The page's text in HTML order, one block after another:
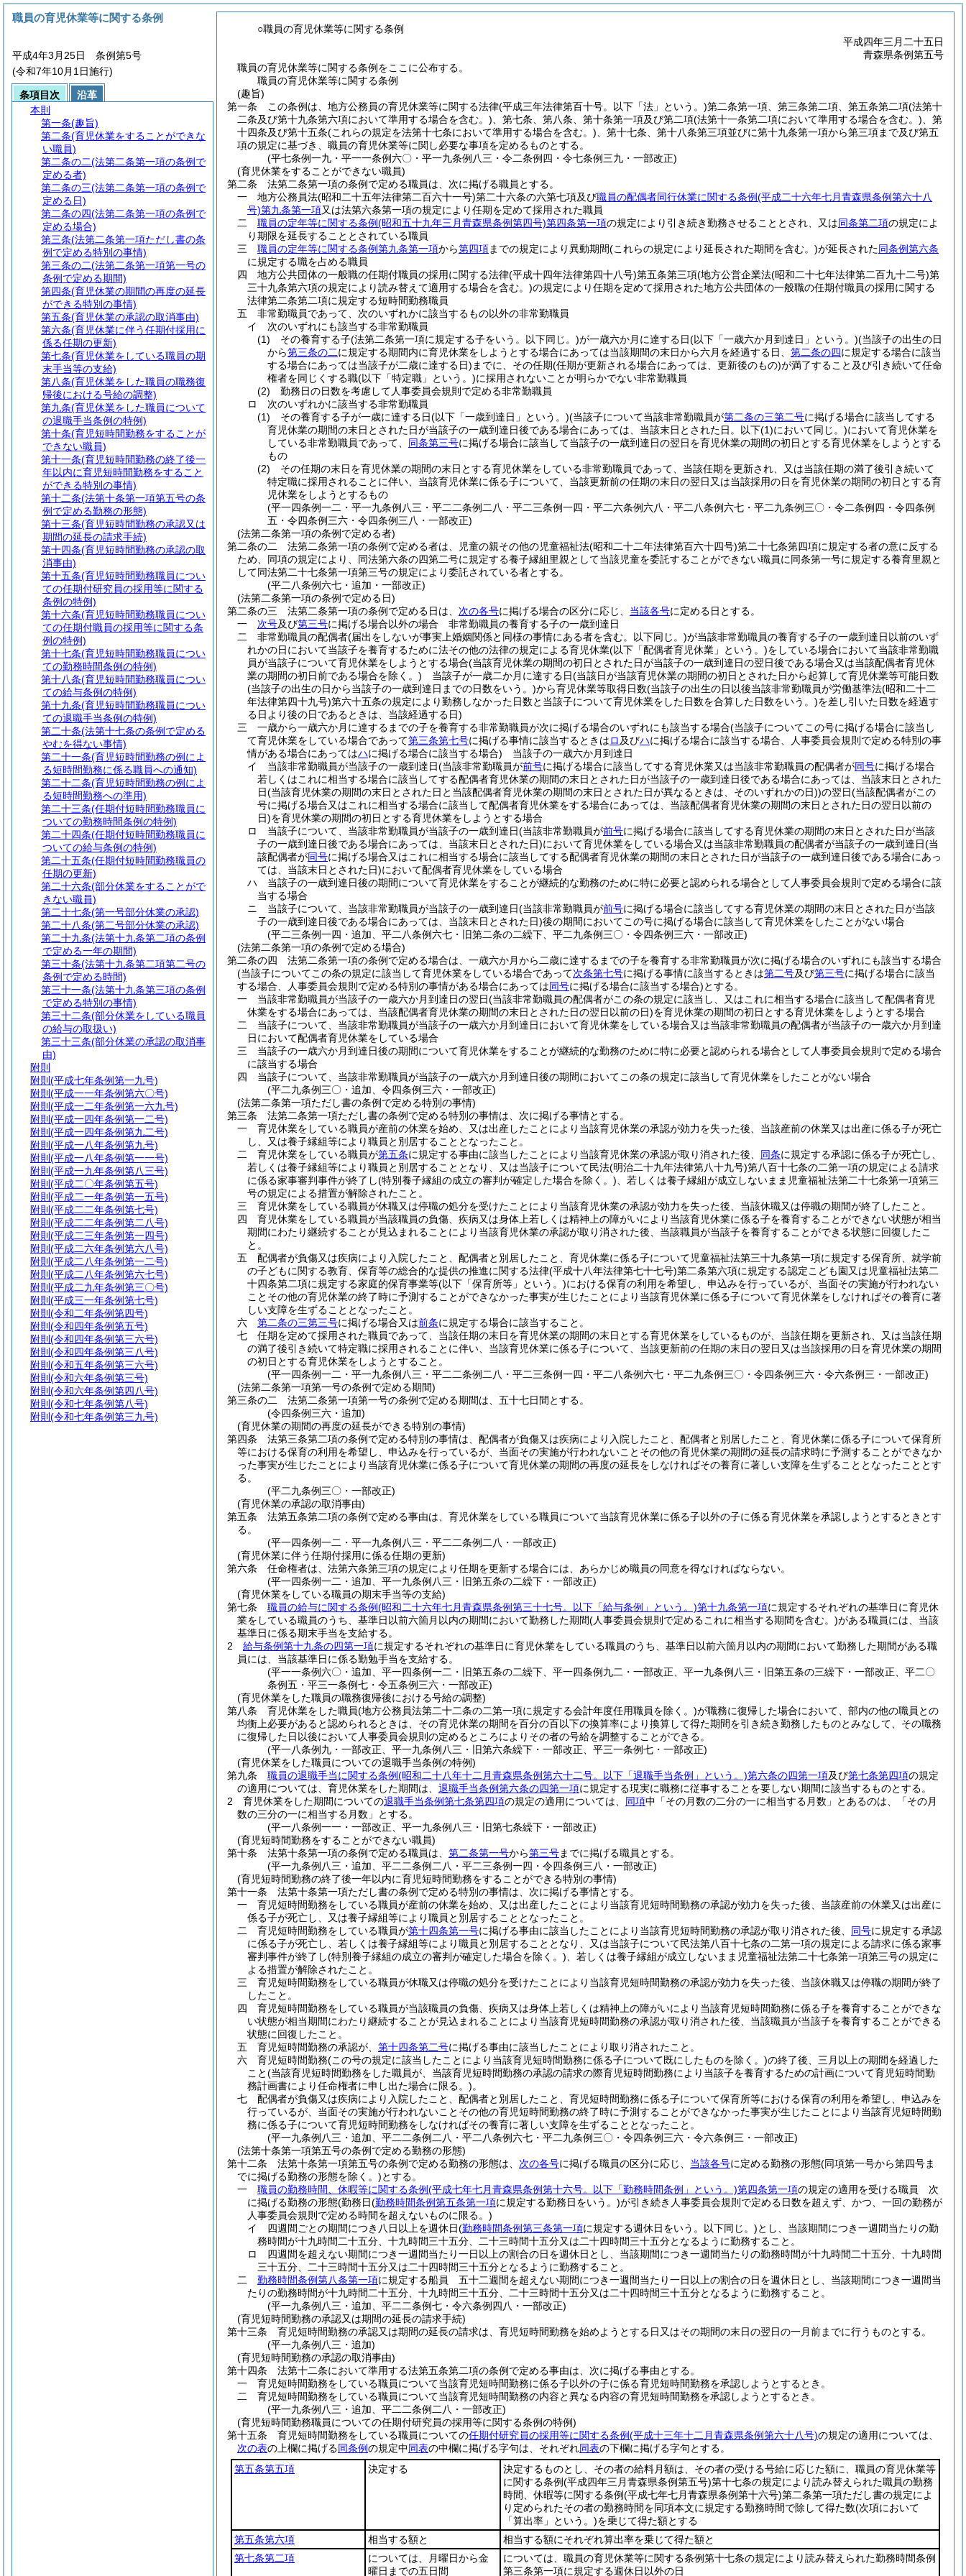
○職員の育児休業等に関する条例
平成四年三月二十五日
青森県条例第五号
職員の育児休業等に関する条例をここに公布する。
職員の育児休業等に関する条例
(趣旨)
第一条
この条例は、地方公務員の育児休業等に関する法律(平成三年法律第百十号。以下「法」という。)第二条第一項、第三条第二項、第五条第二項(法第十
二条及び第十九条第六項において準用する場合を含む。) 、第七条、第八条、第十条第一項及び第二項(法第十一条第二項において準用する場合を含む。) 、第
十四条及び第十五条(これらの規定を法第十七条において準用する場合を含む。) 、第十七条、第十八条第三項並びに第十九条第一項から第三項まで及び第五
項の規定に基づき、職員の育児休業等に関し必要な事項を定めるものとする。
(平七条例一九・平一一条例六〇・平一九条例八三・令二条例四・令七条例三九・一部改正)
(育児休業をすることができない職員)
第二条
法第二条第一項の条例で定める職員は、次に掲げる職員とする。
一
地方公務員法(昭和二十五年法律第二百六十一号)第二十六条の六第七項及び職員の配偶者同行休業に関する条例(平成二十六年七月青森県条例第六十八
号)第九条第一項又は法第六条第一項の規定により任期を定めて採用された職員
二
職員の定年等に関する条例(昭和五十九年三月青森県条例第四号)第四条第一項の規定により引き続き勤務させることとされ、又は同条第二項の規定によ
り期限を延長することとされている職員
三
職員の定年等に関する条例第九条第一項から第四項までの規定により異動期間(これらの規定により延長された期間を含む。)が延長された同条例第六条
に規定する職を占める職員
四
地方公共団体の一般職の任期付職員の採用に関する法律(平成十四年法律第四十八号)第五条第三項(地方公営企業法(昭和二十七年法律第二百九十二号)第
三十九条第六項の規定により読み替えて適用する場合を含む。)の規定により任期を定めて採用された地方公共団体の一般職の任期付職員の採用に関する
法律第二条第二項に規定する短時間勤務職員
五
非常勤職員であって、次のいずれかに該当するもの以外の非常勤職員
イ
次のいずれにも該当する非常勤職員
(1)
その養育する子(法第二条第一項に規定する子をいう。以下同じ。)が一歳六か月に達する日(以下「一歳六か月到達日」という。)(当該子の出生の日
から第三条の二に規定する期間内に育児休業をしようとする場合にあっては当該期間の末日から六月を経過する日、第二条の四に規定する場合に該当
する場合にあっては当該子が二歳に達する日) までに、その任期(任期が更新される場合にあっては、更新後のもの)が満了すること及び引き続いて任命
権者を同じくする職(以下「特定職」という。)に採用されないことが明らかでない非常勤職員
(2)
勤務日の日数を考慮して人事委員会規則で定める非常勤職員
ロ
次のいずれかに該当する非常勤職員
(1)
その養育する子が一歳に達する日(以下「一歳到達日」という。)(当該子について当該非常勤職員が第二条の三第二号に掲げる場合に該当してする
育児休業の期間の末日とされた日が当該子の一歳到達日後である場合にあっては、当該末日とされた日。以下(1)において同じ。)において育児休業を
している非常勤職員であって、 同条第三号に掲げる場合に該当して当該子の一歳到達日の翌日を育児休業の期間の初日とする育児休業をしようとする
もの
(2)
その任期の末日を育児休業の期間の末日とする育児休業をしている非常勤職員であって、当該任期を更新され、又は当該任期の満了後引き続いて
特定職に採用されることに伴い、当該育児休業に係る子について、当該更新前の任期の末日の翌日又は当該採用の日を育児休業の期間の初日とする育
児休業をしようとするもの
(平一四条例一二・平一九条例八三・平二二条例二八・平二三条例一四・平二六条例六八・平二八条例六七・平二九条例三〇・令二条例四・令四条例
五・令四条例三六・令四条例三八・一部改正)
(法第二条第一項の条例で定める者)
第二条の二
法第二条第一項の条例で定める者は、児童の親その他の児童福祉法(昭和二十二年法律第百六十四号)第二十七条第四項に規定する者の意に反する
ため、同項の規定により、同法第六条の四第二号に規定する養子縁組里親として当該児童を委託することができない職員に同条第一号に規定する養育里親と
して同法第二十七条第一項第三号の規定により委託されている者とする。
(平二八条例六七・追加・一部改正)
(法第二条第一項の条例で定める日)
第二条の三
法第二条第一項の条例で定める日は、 次の各号に掲げる場合の区分に応じ、 当該各号に定める日とする。
一
次号及び第三号に掲げる場合以外の場合 非常勤職員の養育する子の一歳到達日
二
非常勤職員の配偶者(届出をしないが事実上婚姻関係と同様の事情にある者を含む。以下同じ。)が当該非常勤職員の養育する子の一歳到達日以前のいず
れかの日において当該子を養育するために法その他の法律の規定による育児休業(以下「配偶者育児休業」という。)をしている場合において当該非常勤職
員が当該子について育児休業をしようとする場合(当該育児休業の期間の初日とされた日が当該子の一歳到達日の翌日後である場合又は当該配偶者育児休
業の期間の初日前である場合を除く。) 当該子が一歳二か月に達する日(当該日が当該育児休業の期間の初日とされた日から起算して育児休業等可能日数
(当該子の出生の日から当該子の一歳到達日までの日数をいう。)から育児休業等取得日数(当該子の出生の日以後当該非常勤職員が労働基準法(昭和二十二
年法律第四十九号)第六十五条の規定により勤務しなかった日数と当該子について育児休業をした日数を合算した日数をいう。)を差し引いた日数を経過す
る日より後の日であるときは、当該経過する日)
三
一歳から一歳六か月に達するまでの子を養育する非常勤職員が次に掲げる場合のいずれにも該当する場合(当該子についてこの号に掲げる場合に該当し
て育児休業をしている場合であって第三条第七号に掲げる事情に該当するときはロ及びハに掲げる場合に該当する場合、人事委員会規則で定める特別の事
情がある場合にあってはハに掲げる場合に該当する場合) 当該子の一歳六か月到達日
イ
当該非常勤職員が当該子の一歳到達日(当該非常勤職員が前号に掲げる場合に該当してする育児休業又は当該非常勤職員の配偶者が同号に掲げる場合
若しくはこれに相当する場合に該当してする配偶者育児休業の期間の末日とされた日が当該子の一歳到達日後である場合にあっては、当該末日とされた
日(当該育児休業の期間の末日とされた日と当該配偶者育児休業の期間の末日とされた日が異なるときは、そのいずれかの日))の翌日(当該配偶者がこの
号に掲げる場合又はこれに相当する場合に該当して配偶者育児休業をする場合にあっては、当該配偶者育児休業の期間の末日とされた日の翌日以前の
日)を育児休業の期間の初日とする育児休業をしようとする場合
ロ
当該子について、当該非常勤職員が当該子の一歳到達日(当該非常勤職員が前号に掲げる場合に該当してする育児休業の期間の末日とされた日が当該
子の一歳到達日後である場合にあっては、当該末日とされた日)において育児休業をしている場合又は当該非常勤職員の配偶者が当該子の一歳到達日(当
該配偶者が同号に掲げる場合又はこれに相当する場合に該当してする配偶者育児休業の期間の末日とされた日が当該子の一歳到達日後である場合にあっ
ては、当該末日とされた日)において配偶者育児休業をしている場合
ハ
当該子の一歳到達日後の期間について育児休業をすることが継続的な勤務のために特に必要と認められる場合として人事委員会規則で定める場合に該
当する場合
ニ
当該子について、当該非常勤職員が当該子の一歳到達日(当該非常勤職員が前号に掲げる場合に該当してする育児休業の期間の末日とされた日が当該
子の一歳到達日後である場合にあっては、当該末日とされた日)後の期間においてこの号に掲げる場合に該当して育児休業をしたことがない場合
(平二三条例一四・追加、平二八条例六七・旧第二条の二繰下、平二九条例三〇・令四条例三六・一部改正)
(法第二条第一項の条例で定める場合)
第二条の四
法第二条第一項の条例で定める場合は、一歳六か月から二歳に達するまでの子を養育する非常勤職員が次に掲げる場合のいずれにも該当する場合
(当該子についてこの条の規定に該当して育児休業をしている場合であって次条第七号に掲げる事情に該当するときは第二号及び第三号に掲げる場合に該当
する場合、人事委員会規則で定める特別の事情がある場合にあっては同号に掲げる場合に該当する場合)とする。
一
当該非常勤職員が当該子の一歳六か月到達日の翌日(当該非常勤職員の配偶者がこの条の規定に該当し、又はこれに相当する場合に該当して配偶者育児
休業をする場合にあっては、当該配偶者育児休業の期間の末日とされた日の翌日以前の日)を育児休業の期間の初日とする育児休業をしようとする場合
二
当該子について、当該非常勤職員が当該子の一歳六か月到達日において育児休業をしている場合又は当該非常勤職員の配偶者が当該子の一歳六か月到達
日において配偶者育児休業をしている場合
三
当該子の一歳六か月到達日後の期間について育児休業をすることが継続的な勤務のために特に必要と認められる場合として人事委員会規則で定める場合
に該当する場合
四
当該子について、当該非常勤職員が当該子の一歳六か月到達日後の期間においてこの条の規定に該当して育児休業をしたことがない場合
(平二九条例三〇・追加、令四条例三六・一部改正)
(法第二条第一項ただし書の条例で定める特別の事情)
第三条
法第二条第一項ただし書の条例で定める特別の事情は、次に掲げる事情とする。
一
育児休業をしている職員が産前の休業を始め、又は出産したことにより当該育児休業の承認が効力を失った後、当該産前の休業又は出産に係る子が死亡
し、又は養子縁組等により職員と別居することとなったこと。
二
育児休業をしている職員が第五条に規定する事由に該当したことにより当該育児休業の承認が取り消された後、 同条に規定する承認に係る子が死亡し、
若しくは養子縁組等により職員と別居することとなり、又は当該子について民法(明治二十九年法律第八十九号)第八百十七条の二第一項の規定による請求
に係る家事審判事件が終了し(特別養子縁組の成立の審判が確定した場合を除く。) 、若しくは養子縁組が成立しないまま児童福祉法第二十七条第一項第三
号の規定による措置が解除されたこと。
三
育児休業をしている職員が休職又は停職の処分を受けたことにより当該育児休業の承認が効力を失った後、当該休職又は停職の期間が終了したこと。
四
育児休業をしている職員が当該職員の負傷、疾病又は身体上若しくは精神上の障がいにより当該育児休業に係る子を養育することができない状態が相当
期間にわたり継続することが見込まれることにより当該育児休業の承認が取り消された後、当該職員が当該子を養育することができる状態に回復したこ
と。
五
配偶者が負傷又は疾病により入院したこと、配偶者と別居したこと、育児休業に係る子について児童福祉法第三十九条第一項に規定する保育所、就学前
の子どもに関する教育、保育等の総合的な提供の推進に関する法律(平成十八年法律第七十七号)第二条第六項に規定する認定こども園又は児童福祉法第二
十四条第二項に規定する家庭的保育事業等(以下「保育所等」という。)における保育の利用を希望し、申込みを行っているが、当面その実施が行われない
ことその他の育児休業の終了時に予測することができなかった事実が生じたことにより当該育児休業に係る子について育児休業をしなければその養育に著
しい支障を生ずることとなったこと。
六
第二条の三第三号に掲げる場合又は前条に規定する場合に該当すること。
七
任期を定めて採用された職員であって、当該任期の末日を育児休業の期間の末日とする育児休業をしているものが、当該任期を更新され、又は当該任期
の満了後引き続いて特定職に採用されることに伴い、当該育児休業に係る子について、当該更新前の任期の末日の翌日又は当該採用の日を育児休業の期間
の初日とする育児休業をしようとすること。
(平一四条例一二・平一九条例八三・平二二条例二八・平二三条例一四・平二八条例六七・平二九条例三〇・令四条例三六・令六条例三・一部改正)
(法第二条第一項第一号の条例で定める期間)
第三条の二
法第二条第一項第一号の条例で定める期間は、五十七日間とする。
(令四条例三六・追加)
(育児休業の期間の再度の延長ができる特別の事情)
第四条
法第三条第二項の条例で定める特別の事情は、配偶者が負傷又は疾病により入院したこと、配偶者と別居したこと、育児休業に係る子について保育所
等における保育の利用を希望し、申込みを行っているが、当面その実施が行われないことその他の育児休業の期間の延長の請求時に予測することができなか
った事実が生じたことにより当該育児休業に係る子について育児休業の期間の再度の延長をしなければその養育に著しい支障を生ずることとなったこととす
る。
(平二九条例三〇・一部改正)
(育児休業の承認の取消事由)
第五条
法第五条第二項の条例で定める事由は、育児休業をしている職員について当該育児休業に係る子以外の子に係る育児休業を承認しようとするときとす
る。
(平一四条例一二・平一九条例八三・平二二条例二八・一部改正)
(育児休業に伴う任期付採用に係る任期の更新)
第六条
任命権者は、法第六条第三項の規定により任期を更新する場合には、あらかじめ職員の同意を得なければならない。
(平一四条例一二・追加、平一九条例八三・旧第五条の二繰下・一部改正)
(育児休業をしている職員の期末手当等の支給)
第七条
職員の給与に関する条例(昭和二十六年七月青森県条例第三十七号。以下「給与条例」という。)第十九条第一項に規定するそれぞれの基準日に育児休
業をしている職員のうち、基準日以前六箇月以内の期間において勤務した期間(人事委員会規則で定めるこれに相当する期間を含む。)がある職員には、当該
基準日に係る期末手当を支給する。
2
給与条例第十九条の四第一項に規定するそれぞれの基準日に育児休業をしている職員のうち、基準日以前六箇月以内の期間において勤務した期間がある職
員には、当該基準日に係る勤勉手当を支給する。
(平一一条例六〇・追加、平一四条例一二・旧第五条の二繰下、平一四条例九二・一部改正、平一九条例八三・旧第五条の三繰下・一部改正、平二〇
条例五・平三一条例七・令五条例三六・一部改正)
(育児休業をした職員の職務復帰後における号給の調整)
第八条
育児休業をした職員(地方公務員法第二十二条の二第一項に規定する会計年度任用職員を除く。)が職務に復帰した場合において、部内の他の職員との
均衡上必要があると認められるときは、その育児休業の期間を百分の百以下の換算率により換算して得た期間を引き続き勤務したものとみなして、その職務
に復帰した日以後において人事委員会規則の定めるところによりその者の号給を調整することができる。
(平一八条例九・一部改正、平一九条例八三・旧第六条繰下・一部改正、平三一条例七・一部改正)
(育児休業をした職員についての退職手当条例の特例)
第九条
職員の退職手当に関する条例(昭和二十八年十二月青森県条例第六十二号。以下「退職手当条例」という。)第六条の四第一項及び第七条第四項の規定
の適用については、育児休業をした期間は、 退職手当条例第六条の四第一項に規定する現実に職務に従事することを要しない期間に該当するものとする。
2
育児休業をした期間についての退職手当条例第七条第四項の規定の適用については、 同項中「その月数の二分の一に相当する月数」とあるのは、「その月
数の三分の一に相当する月数」とする。
(平一八条例一一・一部改正、平一九条例八三・旧第七条繰下・一部改正)
(育児短時間勤務をすることができない職員)
第十条
法第十条第一項の条例で定める職員は、 第二条第一号から第三号までに掲げる職員とする。
(平一九条例八三・追加、平二二条例二八・平二三条例一四・令四条例三八・一部改正)
(育児短時間勤務の終了後一年以内に育児短時間勤務をすることができる特別の事情)
第十一条
法第十条第一項ただし書の条例で定める特別の事情は、次に掲げる事情とする。
一
育児短時間勤務をしている職員が産前の休業を始め、又は出産したことにより当該育児短時間勤務の承認が効力を失った後、当該産前の休業又は出産に
係る子が死亡し、又は養子縁組等により職員と別居することとなったこと。
二
育児短時間勤務をしている職員が第十四条第一号に掲げる事由に該当したことにより当該育児短時間勤務の承認が取り消された後、 同号に規定する承認
に係る子が死亡し、若しくは養子縁組等により職員と別居することとなり、又は当該子について民法第八百十七条の二第一項の規定による請求に係る家事
審判事件が終了し(特別養子縁組の成立の審判が確定した場合を除く。) 、若しくは養子縁組が成立しないまま児童福祉法第二十七条第一項第三号の規定に
よる措置が解除されたこと。
三
育児短時間勤務をしている職員が休職又は停職の処分を受けたことにより当該育児短時間勤務の承認が効力を失った後、当該休職又は停職の期間が終了
したこと。
四
育児短時間勤務をしている職員が当該職員の負傷、疾病又は身体上若しくは精神上の障がいにより当該育児短時間勤務に係る子を養育することができな
い状態が相当期間にわたり継続することが見込まれることにより当該育児短時間勤務の承認が取り消された後、当該職員が当該子を養育することができる
状態に回復したこと。
五
育児短時間勤務の承認が、 第十四条第二号に掲げる事由に該当したことにより取り消されたこと。
六
育児短時間勤務(この号の規定に該当したことにより当該育児短時間勤務に係る子について既にしたものを除く。)の終了後、三月以上の期間を経過した
こと(当該育児短時間勤務をした職員が、当該育児短時間勤務の承認の請求の際育児短時間勤務により当該子を養育するための計画について育児短時間勤
務計画書により任命権者に申し出た場合に限る。)。
七
配偶者が負傷又は疾病により入院したこと、配偶者と別居したこと、育児短時間勤務に係る子について保育所等における保育の利用を希望し、申込みを
行っているが、当面その実施が行われないことその他の育児短時間勤務の終了時に予測することができなかった事実が生じたことにより当該育児短時間勤
務に係る子について育児短時間勤務をしなければその養育に著しい支障を生ずることとなったこと。
(平一九条例八三・追加、平二二条例二八・平二八条例六七・平二九条例三〇・令四条例三六・令六条例三・一部改正)
(法第十条第一項第五号の条例で定める勤務の形態)
第十二条
法第十条第一項第五号の条例で定める勤務の形態は、 次の各号に掲げる職員の区分に応じ、 当該各号に定める勤務の形態(同項第一号から第四号ま
でに掲げる勤務の形態を除く。)とする。
一
職員の勤務時間、休暇等に関する条例(平成七年七月青森県条例第十六号。以下「勤務時間条例」という。)第四条第一項の規定の適用を受ける職員 次
に掲げる勤務の形態(勤務日(勤務時間条例第五条第一項に規定する勤務日をいう。)が引き続き人事委員会規則で定める日数を超えず、かつ、一回の勤務が
人事委員会規則で定める時間を超えないものに限る。)
イ
四週間ごとの期間につき八日以上を週休日(勤務時間条例第三条第一項に規定する週休日をいう。以下同じ。)とし、当該期間につき一週間当たりの勤
務時間が十九時間二十五分、十九時間三十五分、二十三時間十五分又は二十四時間三十五分となるように勤務すること。
ロ
四週間を超えない期間につき一週間当たり一日以上の割合の日を週休日とし、当該期間につき一週間当たりの勤務時間が十九時間二十五分、十九時間
三十五分、二十三時間十五分又は二十四時間三十五分となるように勤務すること。
二
勤務時間条例第八条第一項に規定する船員 五十二週間を超えない期間につき一週間当たり一日以上の割合の日を週休日とし、当該期間につき一週間当
たりの勤務時間が十九時間二十五分、十九時間三十五分、二十三時間十五分又は二十四時間三十五分となるように勤務すること。
(平一九条例八三・追加、平二二条例七・令六条例四八・一部改正)
(育児短時間勤務の承認又は期間の延長の請求手続)
第十三条
育児短時間勤務の承認又は期間の延長の請求は、育児短時間勤務を始めようとする日又はその期間の末日の翌日の一月前までに行うものとする。
(平一九条例八三・追加)
(育児短時間勤務の承認の取消事由)
第十四条
法第十二条において準用する法第五条第二項の条例で定める事由は、次に掲げる事由とする。
一
育児短時間勤務をしている職員について当該育児短時間勤務に係る子以外の子に係る育児短時間勤務を承認しようとするとき。
二
育児短時間勤務をしている職員について当該育児短時間勤務の内容と異なる内容の育児短時間勤務を承認しようとするとき。
(平一九条例八三・追加、平二二条例二八・一部改正)
(育児短時間勤務職員についての任期付研究員の採用等に関する条例の特例)
第十五条
育児短時間勤務をしている職員についての任期付研究員の採用等に関する条例(平成十三年十二月青森県条例第六十八号)の規定の適用については、
次の表の上欄に掲げる同条例の規定中同表の中欄に掲げる字句は、それぞれ同表の下欄に掲げる字句とする。
第五条第五項
決定する
決定するものとし、その者の給料月額は、その者の受ける号給に応じた額に、職員の育児休業等
に関する条例(平成四年三月青森県条例第五号)第十七条の規定により読み替えられた職員の勤務
時間、休暇等に関する条例(平成七年七月青森県条例第十六号)第二条第一項ただし書の規定によ
り定められたその者の勤務時間を同項本文に規定する勤務時間で除して得た数(次項において
「算出率」という。)を乗じて得た額とする
第五条第六項
相当する額と
相当する額にそれぞれ算出率を乗じて得た額と
第七条第二項
については、月曜日から金
曜日までの五日間
については、職員の育児休業等に関する条例第十七条の規定により読み替えられた勤務時間条例
第三条第一項に規定する週休日以外の日
職員の育児休業等に関する条例
平成4年3月25日 条例第5号
(令和7年10月1日施行)
条項目次
沿革
本則
第一条(趣旨)
第二条(育児休業をすることができな
い職員)
第二条の二(法第二条第一項の条例で
定める者)
第二条の三(法第二条第一項の条例で
定める日)
第二条の四(法第二条第一項の条例で
定める場合)
第三条(法第二条第一項ただし書の条
例で定める特別の事情)
第三条の二(法第二条第一項第一号の
条例で定める期間)
第四条(育児休業の期間の再度の延長
ができる特別の事情)
第五条(育児休業の承認の取消事由)
第六条(育児休業に伴う任期付採用に
係る任期の更新)
第七条(育児休業をしている職員の期
末手当等の支給)
第八条(育児休業をした職員の職務復
帰後における号給の調整)
第九条(育児休業をした職員について
の退職手当条例の特例)
第十条(育児短時間勤務をすることが
できない職員)
第十一条(育児短時間勤務の終了後一
年以内に育児短時間勤務をすること
ができる特別の事情)
第十二条(法第十条第一項第五号の条
例で定める勤務の形態)
第十三条(育児短時間勤務の承認又は
期間の延長の請求手続)
第十四条(育児短時間勤務の承認の取
消事由)
第十五条(育児短時間勤務職員につい
ての任期付研究員の採用等に関する
条例の特例)
第十六条(育児短時間勤務職員につい
ての任期付職員の採用等に関する条
例の特例)
第十七条(育児短時間勤務職員につい
ての勤務時間条例の特例)
第十八条(育児短時間勤務職員につい
ての給与条例の特例)
第十九条(育児短時間勤務職員につい
ての退職手当条例の特例)
第二十条(法第十七条の条例で定める
やむを得ない事情)
第二十一条(育児短時間勤務の例によ
る短時間勤務に係る職員への通知)
第二十二条(育児短時間勤務の例によ
る短時間勤務への準用)
第二十三条(任期付短時間勤務職員に
ついての勤務時間条例の特例)
第二十四条(任期付短時間勤務職員に
ついての給与条例の特例)
第二十五条(任期付短時間勤務職員の
任期の更新)
第二十六条(部分休業をすることがで
きない職員)
第二十七条(第一号部分休業の承認)
第二十八条(第二号部分休業の承認)
第二十九条(法第十九条第二項の条例
で定める一年の期間)
第三十条(法第十九条第二項第二号の
条例で定める時間)
第三十一条(法第十九条第三項の条例
で定める特別の事情)
第三十二条(部分休業をしている職員
の給与の取扱い)
第三十三条(部分休業の承認の取消事
由)
附則
附則 (平成七年条例第一九号)
附則 (平成一一年条例第六〇号)
附則 (平成一二年条例第一六九号)
附則 (平成一四年条例第一二号)
附則 (平成一四年条例第九二号)
附則 (平成一八年条例第九号)
附則 (平成一八年条例第一一号)
附則 (平成一九年条例第八三号)
附則 (平成二〇年条例第五号)
附則 (平成二一年条例第一五号)
附則 (平成二二年条例第七号)
附則 (平成二二年条例第二八号)
附則 (平成二三年条例第一四号)
附則 (平成二六年条例第六八号)
附則 (平成二八年条例第一二号)
附則 (平成二八年条例第六七号)
附則 (平成二九年条例第三〇号)
附則 (平成三一年条例第七号)
附則 (令和二年条例第四号)
附則 (令和四年条例第五号)
附則 (令和四年条例第三六号)
附則 (令和四年条例第三八号)
附則 (令和五年条例第三六号)
附則 (令和六年条例第三号)
附則 (令和六年条例第四八号)
附則 (令和七年条例第八号)
附則 (令和七年条例第三九号)